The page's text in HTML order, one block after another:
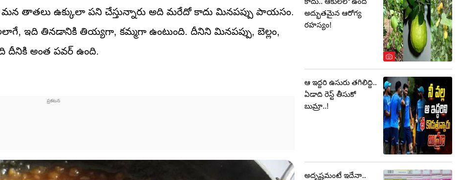
తాతలు ఉక్కులా పని చేస్తున్నారు అది మరేదో కాదు మినపప్పు పాయసం.
ఇది తినడానికి తియ్యగా, కమ్మగా ఉంటుంది. దీనిని మినపప్పు, బెల్లం,
దీనికి అంత పవర్ ఉంది.
అద్భుతమైన ఆరోగ్య
రహస్యం!
ఆ ఇద్దరి ఉసురు తగిలిద్ది..
ఏడాది రెస్ట్ తీసుకో
బుమ్రా..!
అదృష్టమంటే ఇదేనా..